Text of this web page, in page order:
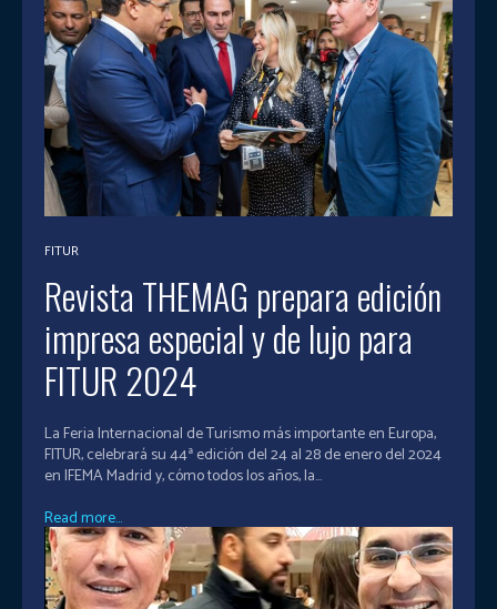
FITUR
Revista THEMAG prepara edición
impresa especial y de lujo para
FITUR 2024
La Feria Internacional de Turismo más importante en Europa,
FITUR, celebrará su 44ª edición del 24 al 28 de enero del 2024
en IFEMA Madrid y, cómo todos los años, la...
Read more...